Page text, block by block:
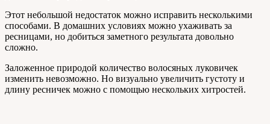
Этот небольшой недостаток можно исправить несколькими
способами. В домашних условиях можно ухаживать за
ресницами, но добиться заметного результата довольно
сложно.
Заложенное природой количество волосяных луковичек
изменить невозможно. Но визуально увеличить густоту и
длину ресничек можно с помощью нескольких хитростей.